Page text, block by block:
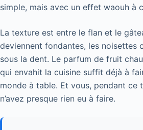
simple, mais avec un effet waouh à
La texture est entre le flan et le
deviennent fondantes, les noisettes
sous la dent. Le parfum de fruit
qui envahit la cuisine suffit déjà à
monde à table. Et vous, pendant ce
n’avez presque rien eu à faire.